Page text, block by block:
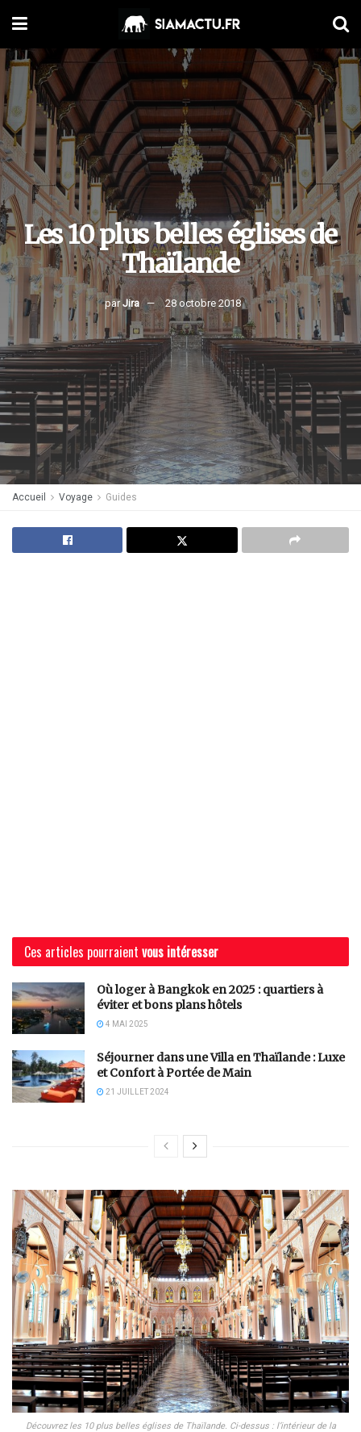
Les 10 plus belles églises de
Thaïlande
par Jira 28 octobre 2018
Accueil Voyage Guides
Ces articles pourraient vous intéresser
Où loger à Bangkok en 2025 : quartiers à
éviter et bons plans hôtels
4 MAI 2025
Séjourner dans une Villa en Thaïlande : Luxe
et Confort à Portée de Main
21 JUILLET 2024
Découvrez les 10 plus belles églises de Thaïlande. Ci-dessus : l’intérieur de la